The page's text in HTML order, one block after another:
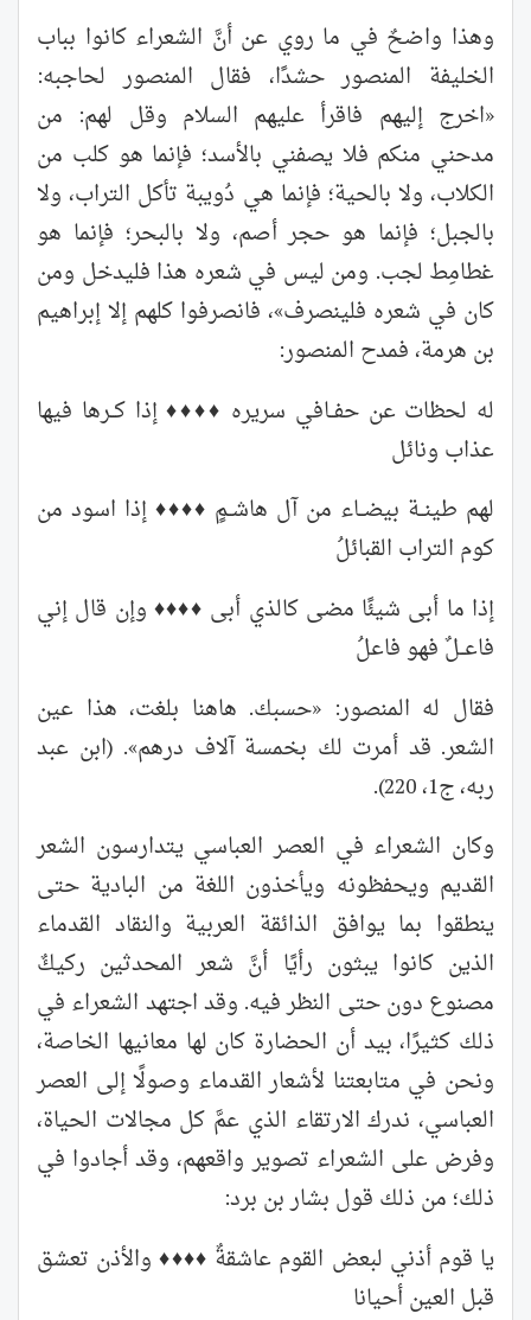
وهذا واضحٌ في ما روي عن أنَّ الشعراء كانوا بباب
الخليفة المنصور حشدًا، فقال المنصور لحاجبه:
«اخرج إليهم فاقرأ عليهم السلام وقل لهم: من
مدحني منكم فلا يصفني بالأسد؛ فإنما هو كلب من
الكلاب، ولا بالحية؛ فإنما هي دُويبة تأكل التراب، ولا
بالجبل؛ فإنما هو حجر أصم، ولا بالبحر؛ فإنما هو
غطامِط لجب. ومن ليس في شعره هذا فليدخل ومن
كان في شعره فلينصرف»، فانصرفوا كلهم إلا إبراهيم
بن هرمة، فمدح المنصور:
له لحظات عن حفــافي سريره ♦♦♦♦ إذا كــرها فيها
عذاب ونائل
لهم طينــة بيضــاء من آل هاشــمٍ ♦♦♦♦ إذا اسود من
كوم التراب القبائلُ
إذا ما أبى شيئًا مضى كالذي أبى ♦♦♦♦ وإن قال إني
فاعــلٌ فهو فاعلُ
فقال له المنصور: «حسبك. هاهنا بلغت، هذا عين
الشعر. قد أمرت لك بخمسة آلاف درهم». (ابن عبد
ربه، ج1، 220).
وكان الشعراء في العصر العباسي يتدارسون الشعر
القديم ويحفظونه ويأخذون اللغة من البادية حتى
ينطقوا بما يوافق الذائقة العربية والنقاد القدماء
الذين كانوا يبثون رأيًا أنَّ شعر المحدثين ركيكٌ
مصنوع دون حتى النظر فيه. وقد اجتهد الشعراء في
ذلك كثيرًا، بيد أن الحضارة كان لها معانيها الخاصة،
ونحن في متابعتنا لأشعار القدماء وصولًا إلى العصر
العباسي، ندرك الارتقاء الذي عمَّ كل مجالات الحياة،
وفرض على الشعراء تصوير واقعهم، وقد أجادوا في
ذلك؛ من ذلك قول بشار بن برد:
يا قوم أذني لبعض القوم عاشقةٌ ♦♦♦♦ والأذن تعشق
قبل العين أحيانا